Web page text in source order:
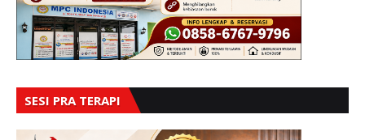
SESI PRA TERAPI